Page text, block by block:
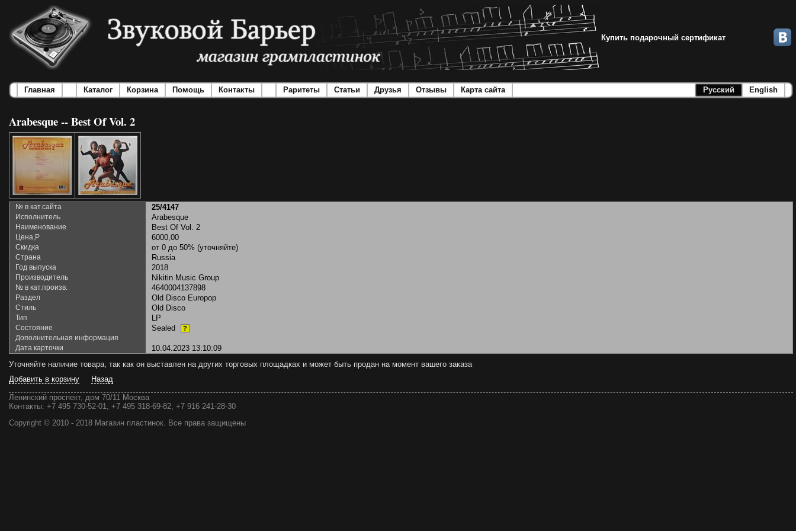
Купить подарочный сертификат
Главная Каталог Корзина Помощь Контакты Раритеты Статьи Друзья Отзывы Карта сайта Русский English
Arabesque -- Best Of Vol. 2
№ в кат.сайта 25/4147
Исполнитель Arabesque
Наименование Best Of Vol. 2
Цена,Р 6000,00
Скидка от 0 до 50% (уточняйте)
Страна Russia
Год выпуска 2018
Производитель Nikitin Music Group
№ в кат.произв. 4640004137898
Раздел Old Disco Europop
Стиль Old Disco
Тип LP
Состояние Sealed ?
Дополнительная информация
Дата карточки
10.04.2023 13:10:09
Уточняйте наличие товара, так как он выставлен на других торговых площадках и может быть продан на момент вашего заказа
Добавить в корзину
Назад
Ленинский проспект, дом 70/11 Москва
Контакты: +7 495 730-52-01, +7 495 318-69-82, +7 916 241-28-30
Copyright © 2010 - 2018 Магазин пластинок. Все права защищены